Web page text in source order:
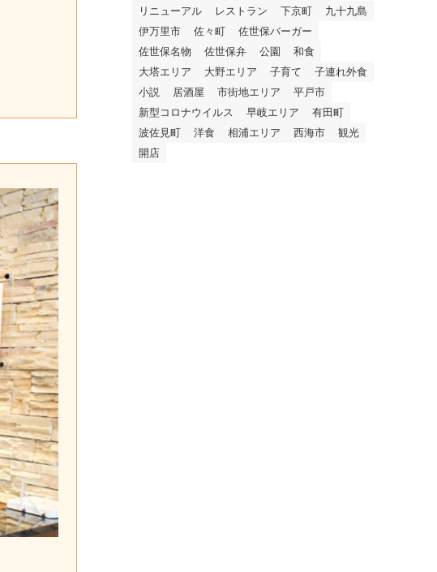
リニューアル
レストラン 下京町
九十九島
伊万里市
佐々町
佐世保バーガー
佐世保名物
佐世保弁 公園
和食
大塔エリア
大野エリア 子育て
子連れ外食
小説
居酒屋 市街地エリア
平戸市
新型コロナウイルス
早岐エリア
有田町
波佐見町
洋食 相浦エリア 西海市
観光
開店